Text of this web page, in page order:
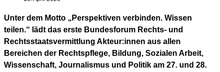
Unter dem Motto „Perspektiven verbinden. Wissen
teilen.“ lädt das erste Bundesforum Rechts- und
Rechtsstaatsvermittlung Akteur:innen aus allen
Bereichen der Rechtspflege, Bildung, Sozialen Arbeit,
Wissenschaft, Journalismus und Politik am 27. und 28.